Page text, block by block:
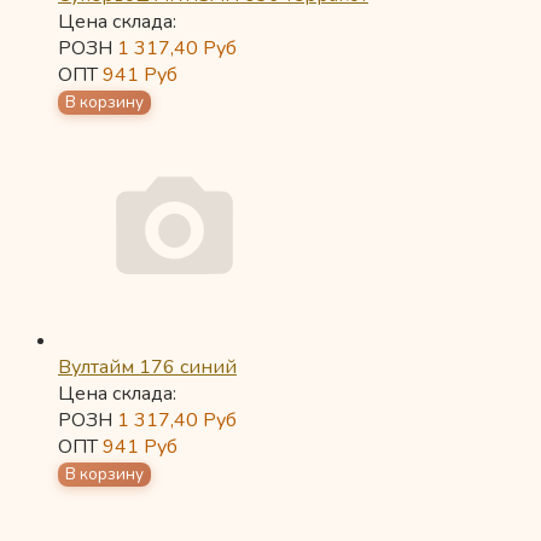
Цена склада:
РОЗН 1 317,40 Руб
ОПТ941 Руб
Вултайм 176 синий
Цена склада:
РОЗН 1 317,40 Руб
ОПТ941 Руб